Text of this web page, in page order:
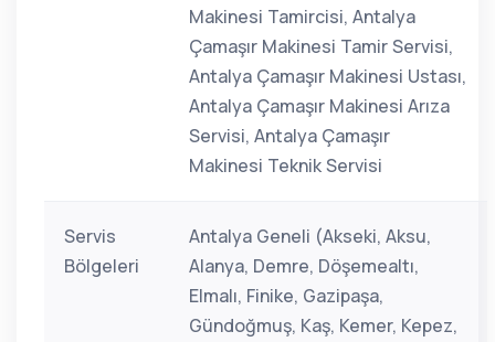
Makinesi Tamircisi, Antalya
Çamaşır Makinesi Tamir Servisi,
Antalya Çamaşır Makinesi Ustası,
Antalya Çamaşır Makinesi Arıza
Servisi, Antalya Çamaşır
Makinesi Teknik Servisi
Servis
Bölgeleri
Antalya Geneli (Akseki, Aksu,
Alanya, Demre, Döşemealtı,
Elmalı, Finike, Gazipaşa,
Gündoğmuş, Kaş, Kemer, Kepez,